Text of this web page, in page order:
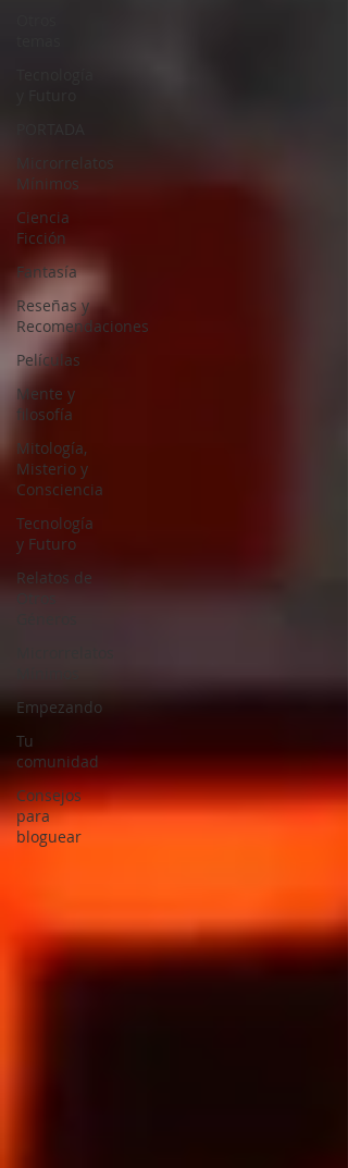
Microrrelatos
Mínimos
Ciencia
Ficción
Fantasía
Reseñas y
Recomendaciones
Películas
Mente y
filosofía
Mitología,
Misterio y
Consciencia
Tecnología
y Futuro
Relatos de
Empezando
Tu
comunidad
Consejos
para
bloguear